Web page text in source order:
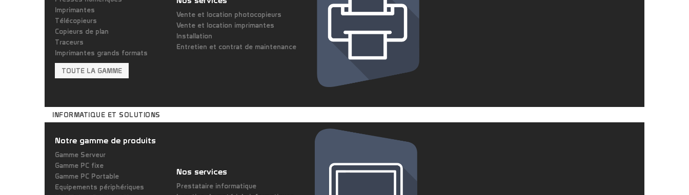
Imprimantes
Télécopieurs
Copieurs de plan
Traceurs
Imprimantes grands formats
TOUTE LA GAMME
Vente et location photocopieurs
Vente et location imprimantes
Installation
Entretien et contrat de maintenance
INFORMATIQUE ET SOLUTIONS
Notre gamme de produits
Gamme Serveur
Gamme PC fixe
Gamme PC Portable
Equipements périphériques
Nos services
Prestataire informatique